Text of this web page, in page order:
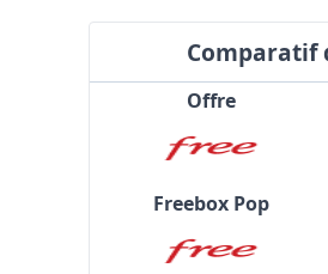
Comparatif
Offre
Freebox Pop